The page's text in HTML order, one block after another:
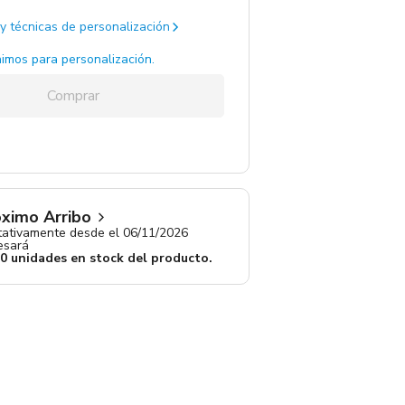
/ Beige / kaki / .
técnicas de personalización
para personalización.
Comprar
Arribo
desde el 06/11/2026
unidades en stock del producto.